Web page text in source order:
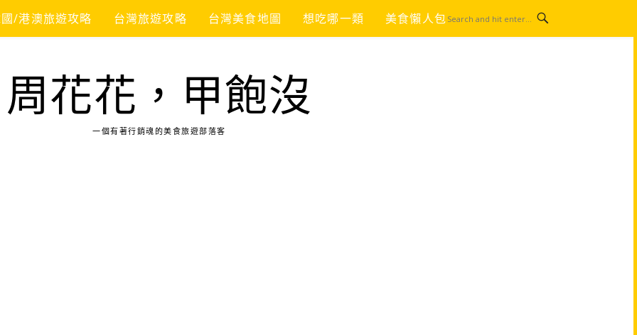
/港澳旅遊攻略 台灣旅遊攻略 台灣美食地圖 想吃哪一類 美食懶人包
周花花，甲飽沒
一個有著行銷魂的美食旅遊部落客